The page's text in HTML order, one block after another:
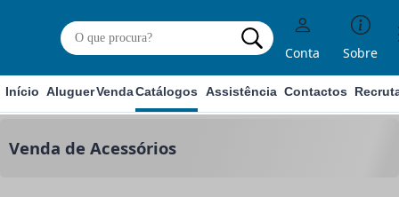
Conta Sobre
Início AluguerVendaCatálogos Assistência Contactos
Venda de Acessórios